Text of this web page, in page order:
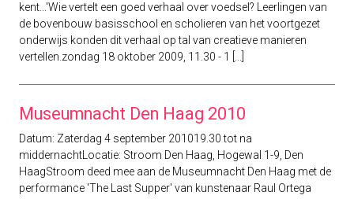
kent...'Wie vertelt een goed verhaal over voedsel? Leerlingen van
de bovenbouw basisschool en scholieren van het voortgezet
onderwijs konden dit verhaal op tal van creatieve manieren
vertellen.zondag 18 oktober 2009, 11.30 - 1 [...]
Museumnacht Den Haag 2010
Datum: Zaterdag 4 september 201019.30 tot na
middernachtLocatie: Stroom Den Haag, Hogewal 1-9, Den
HaagStroom deed mee aan de Museumnacht Den Haag met de
performance 'The Last Supper' van kunstenaar Raul Ortega